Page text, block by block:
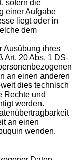
sofern die
einer Aufgabe
liegt oder in
dem
Ausübung ihres
Art. 20 Abs. 1 DS-
an einen anderen
dies technisch
Rechte und
werden.
an einen
wenden.